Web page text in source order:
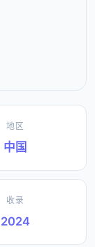
地区
中国
收录
2024